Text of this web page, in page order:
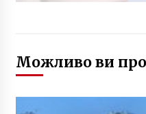
Можливо ви